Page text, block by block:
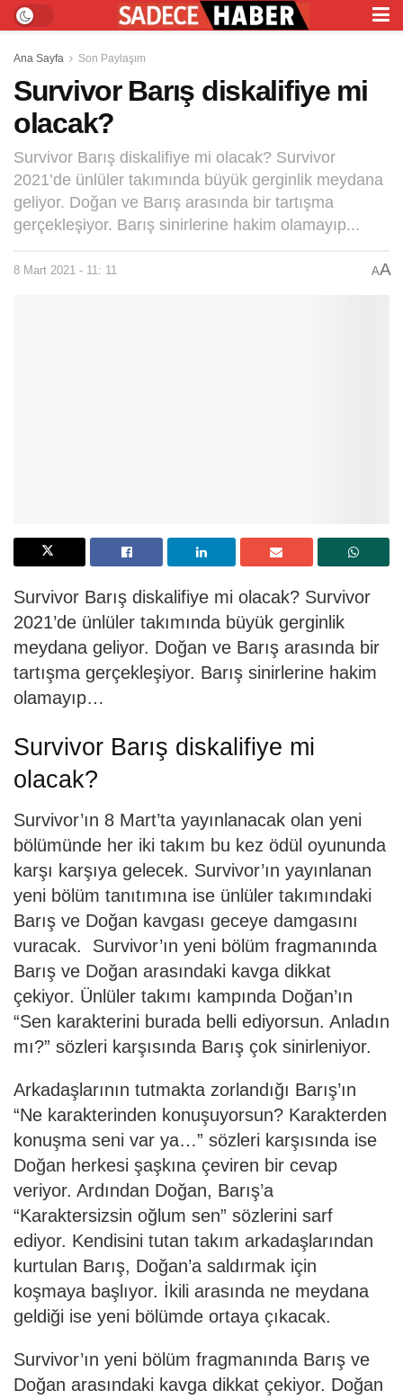
Ana Sayfa Son Paylaşım
Survivor Barış diskalifiye mi
olacak?
Survivor Barış diskalifiye mi olacak? Survivor
2021’de ünlüler takımında büyük gerginlik meydana
geliyor. Doğan ve Barış arasında bir tartışma
gerçekleşiyor. Barış sinirlerine hakim olamayıp...
8 Mart 2021 - 11: 11 AA
Survivor Barış diskalifiye mi olacak? Survivor
2021’de ünlüler takımında büyük gerginlik
meydana geliyor. Doğan ve Barış arasında bir
tartışma gerçekleşiyor. Barış sinirlerine hakim
olamayıp…
Survivor Barış diskalifiye mi
olacak?
Survivor’ın 8 Mart’ta yayınlanacak olan yeni
bölümünde her iki takım bu kez ödül oyununda
karşı karşıya gelecek. Survivor’ın yayınlanan
yeni bölüm tanıtımına ise ünlüler takımındaki
Barış ve Doğan kavgası geceye damgasını
vuracak. Survivor’ın yeni bölüm fragmanında
Barış ve Doğan arasındaki kavga dikkat
çekiyor. Ünlüler takımı kampında Doğan’ın
“Sen karakterini burada belli ediyorsun. Anladın
mı?” sözleri karşısında Barış çok sinirleniyor.
Arkadaşlarının tutmakta zorlandığı Barış’ın
“Ne karakterinden konuşuyorsun? Karakterden
konuşma seni var ya…” sözleri karşısında ise
Doğan herkesi şaşkına çeviren bir cevap
veriyor. Ardından Doğan, Barış’a
“Karaktersizsin oğlum sen” sözlerini sarf
ediyor. Kendisini tutan takım arkadaşlarından
kurtulan Barış, Doğan’a saldırmak için
koşmaya başlıyor. İkili arasında ne meydana
geldiği ise yeni bölümde ortaya çıkacak.
Survivor’ın yeni bölüm fragmanında Barış ve
Doğan arasındaki kavga dikkat çekiyor. Doğan